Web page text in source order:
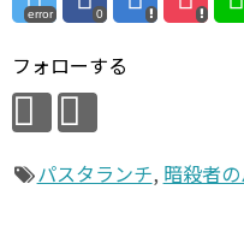
error 0
フォローする
パスタランチ, 暗殺者